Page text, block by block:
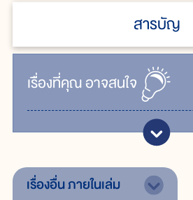
สารบัญ
เรื่ิองที่คุณอาจสนใจ
เรื่องอื่นภายในเล่ม